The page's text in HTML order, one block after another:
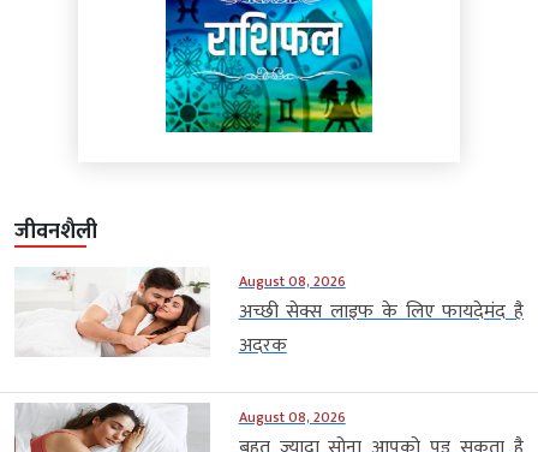
जीवनशैली
August 08, 2026
अच्छी सेक्स लाइफ के लिए फायदेमंद है
अदरक
August 08, 2026